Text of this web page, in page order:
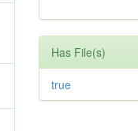
Has File(s)
true